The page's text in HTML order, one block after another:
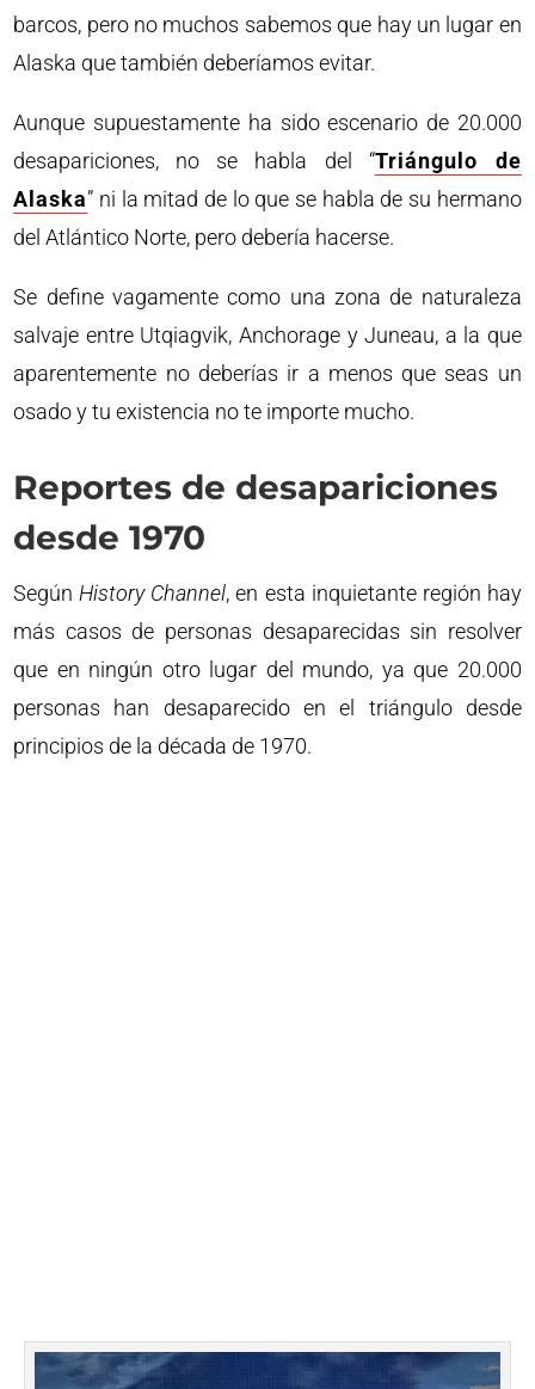
barcos, pero no muchos sabemos que hay un lugar en
Alaska que también deberíamos evitar.
Aunque supuestamente ha sido escenario de 20.000
desapariciones, no se habla del “Triángulo de
Alaska” ni la mitad de lo que se habla de su hermano
del Atlántico Norte, pero debería hacerse.
Se define vagamente como una zona de naturaleza
salvaje entre Utqiagvik, Anchorage y Juneau, a la que
aparentemente no deberías ir a menos que seas un
osado y tu existencia no te importe mucho.
Reportes de desapariciones
desde 1970
Según History Channel, en esta inquietante región hay
más casos de personas desaparecidas sin resolver
que en ningún otro lugar del mundo, ya que 20.000
personas han desaparecido en el triángulo desde
principios de la década de 1970.